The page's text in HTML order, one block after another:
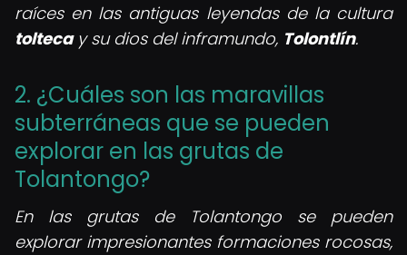
raíces en las antiguas leyendas de la cultura
tolt​ecay su dios del inframundo, Tolontlín.
2. ¿Cuáles son las maravillas
subterráneas que se pueden
explorar en las grutas de
Tolantongo?
En las grutas de Tolantongo se pueden
explorar impresionantes formaciones rocosas,